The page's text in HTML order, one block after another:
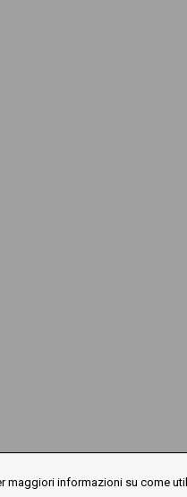
informazioni su come